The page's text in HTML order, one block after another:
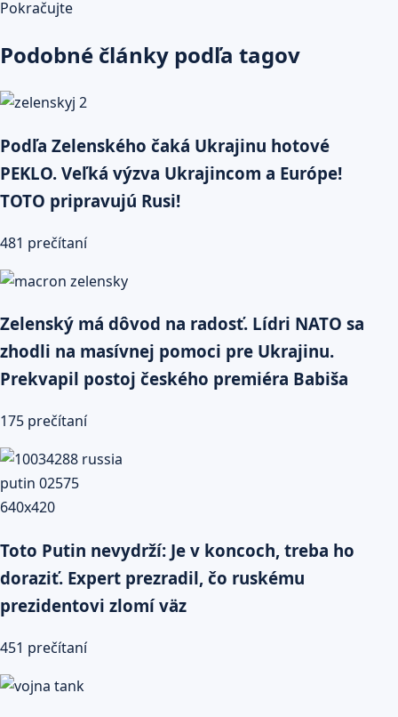
Pokračujte
Podobné články podľa tagov
Podľa Zelenského čaká Ukrajinu hotové
PEKLO. Veľká výzva Ukrajincom a Európe!
TOTO pripravujú Rusi!
481 prečítaní
Zelenský má dôvod na radosť. Lídri NATO sa
zhodli na masívnej pomoci pre Ukrajinu.
Prekvapil postoj českého premiéra Babiša
175 prečítaní
Toto Putin nevydrží: Je v koncoch, treba ho
doraziť. Expert prezradil, čo ruskému
prezidentovi zlomí väz
451 prečítaní